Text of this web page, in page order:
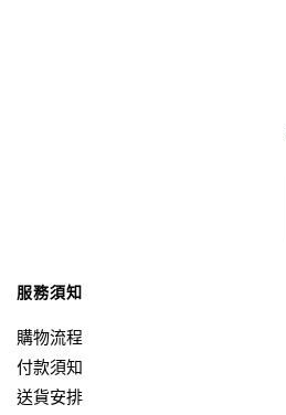
服務須知
購物流程
付款須知
送貨安排